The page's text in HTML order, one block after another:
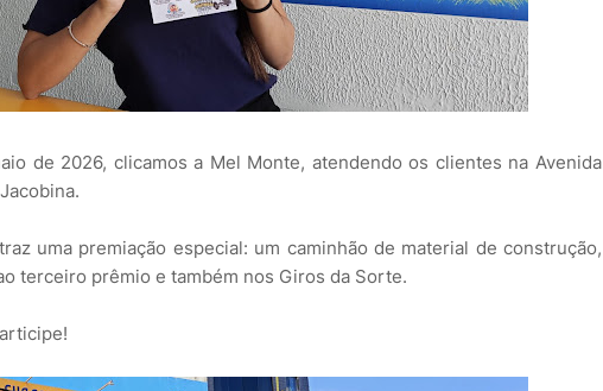
de 2026, clicamos a Mel Monte, atendendo os clientes na Avenida
uma premiação especial: um caminhão de material de construção,
terceiro prêmio e também nos Giros da Sorte.